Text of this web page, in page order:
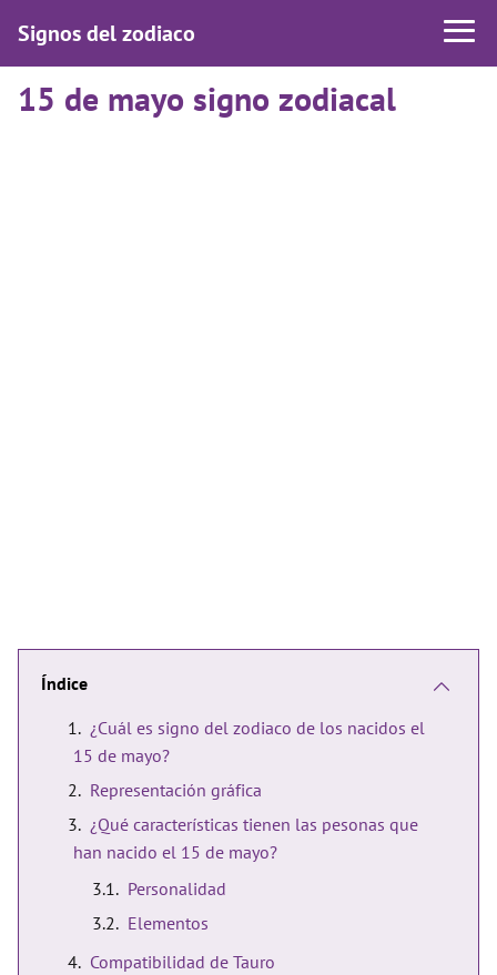
Signos del zodiaco
15 de mayo signo zodiacal
Índice
¿Cuál es signo del zodiaco de los nacidos el
15 de mayo?
Representación gráfica
¿Qué características tienen las pesonas que
han nacido el 15 de mayo?
Personalidad
Elementos
Compatibilidad de Tauro